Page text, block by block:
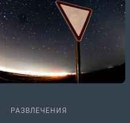
РАЗВЛЕЧЕНИЯ